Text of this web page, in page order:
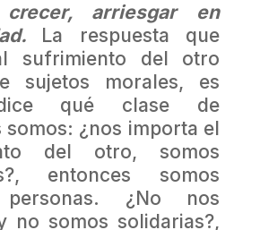
crecer, arriesgar en
La respuesta que
sufrimiento del otro
sujetos morales, es
qué clase de
somos: ¿nos importa el
del otro, somos
entonces somos
personas. ¿No nos
no somos solidarias?,